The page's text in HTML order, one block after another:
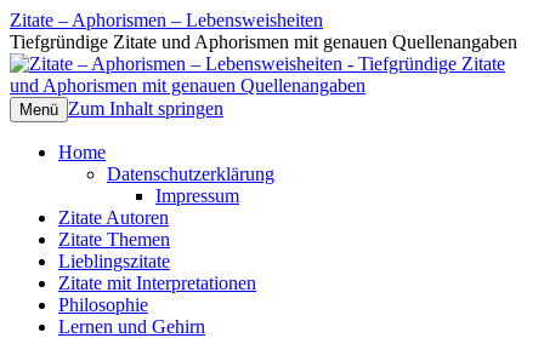
Zitate – Aphorismen – Lebensweisheiten
Tiefgründige Zitate und Aphorismen mit genauen Quellenangaben
Menü Zum Inhalt springen
Home
Datenschutzerklärung
Impressum
Zitate Autoren
Zitate Themen
Lieblingszitate
Zitate mit Interpretationen
Philosophie
Lernen und Gehirn